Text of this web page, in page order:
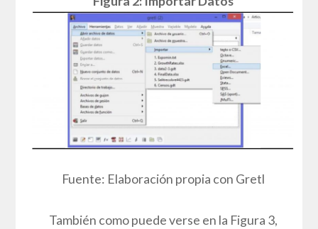
Fuente: Elaboración propia con Gretl
También como puede verse en la Figura 3,